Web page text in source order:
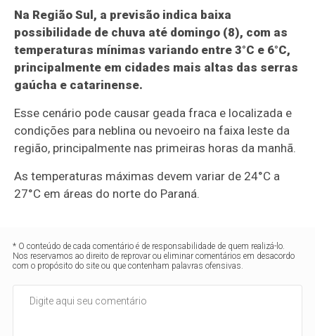
Na Região Sul, a previsão indica baixa
possibilidade de chuva até domingo (8), com as
temperaturas mínimas variando entre 3°C e 6°C,
principalmente em cidades mais altas das serras
gaúcha e catarinense.
Esse cenário pode causar geada fraca e localizada e
condições para neblina ou nevoeiro na faixa leste da
região, principalmente nas primeiras horas da manhã.
As temperaturas máximas devem variar de 24°C a
27°C em áreas do norte do Paraná.
* O conteúdo de cada comentário é de responsabilidade de quem realizá-lo.
Nos reservamos ao direito de reprovar ou eliminar comentários em desacordo
com o propósito do site ou que contenham palavras ofensivas.